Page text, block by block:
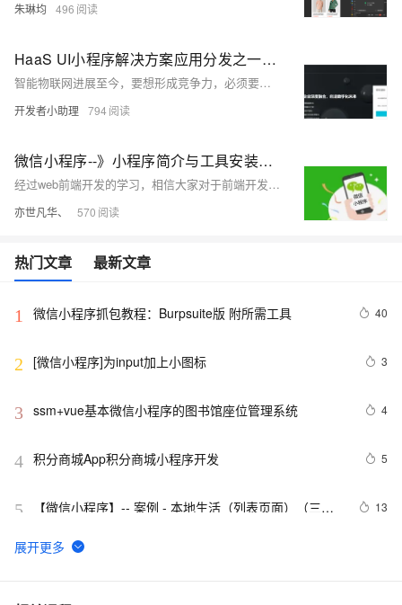
朱琳均 496
HaaS UI小程序解决方案应用分发之一：业务简介
智能物联网进展至今，要想形成竞争力，必须要有一套闭环的端云一体解决方案，Iot硬件端有Haas公版，可视化上有IOT小程序解决方案，工具上提供了Haas Studio开发套件，急需云端有一套应用分发系统来实现端云一体的闭环。
开发者小助理 794
微信小程序--》小程序简介与工具安装配置
经过web前端开发的学习，相信大家对于前端开发有了一定深入的了解，今天我开设了微信小程序，主要想从移动端开发方向进一步发展，而对于我来说写移动端博文的第一站就是小程序开发，希望看到我文章的朋友能对你有所帮助。
亦世凡华、 570
热门文章 最新文章
1 微信小程序抓包教程：Burpsuite版 附所需工具 40
2 [微信小程序]为input加上小图标 3
3 ssm+vue基本微信小程序的图书馆座位管理系统 4
4 积分商城App积分商城小程序开发 5
5
【微信小程序】-- 案例 - 本地生活（列表页面）（三
13
6
微信小程序：Error: Behaviors should be constructed